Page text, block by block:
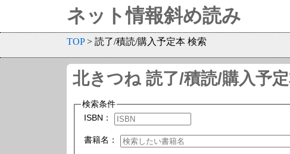
ネット情報斜め読み
TOP > 読了/積読/購入予定本 検索
北きつね 読了/積読/購入予
検索条件
ISBN：
書籍名：